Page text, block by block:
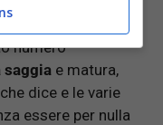
numero
saggia e matura,
dice e le varie
essere per nulla